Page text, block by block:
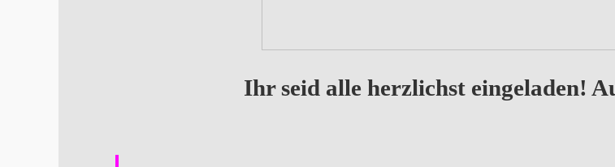
Ihr seid alle herzlichst eingeladen!